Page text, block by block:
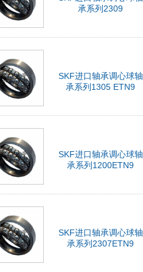
承系列2309
SKF进口轴承调心球轴
承系列1305 ETN9
SKF进口轴承调心球轴
承系列1200ETN9
SKF进口轴承调心球轴
承系列2307ETN9